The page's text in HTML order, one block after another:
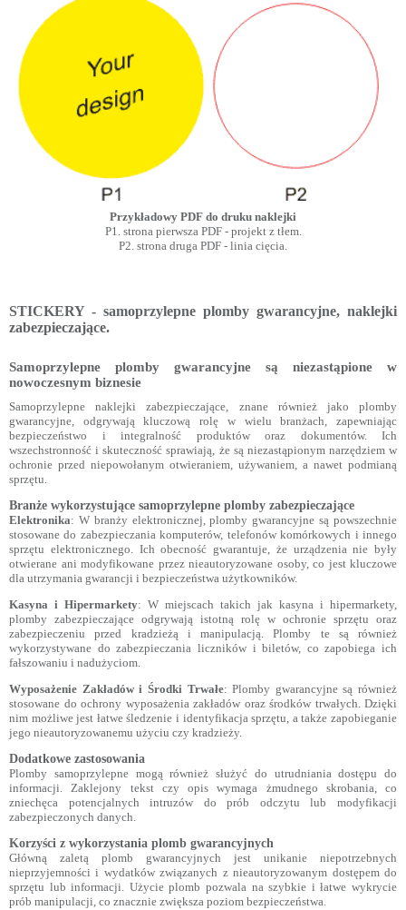
Przykładowy PDF do druku naklejki
P1. strona pierwsza PDF - projekt z tłem.
P2. strona druga PDF - linia cięcia.
STICKERY - samoprzylepne plomby gwarancyjne, naklejki
zabezpieczające.
Samoprzylepne plomby gwarancyjne są niezastąpione w
nowoczesnym biznesie
Samoprzylepne naklejki zabezpieczające, znane również jako plomby
gwarancyjne, odgrywają kluczową rolę w wielu branżach, zapewniając
bezpieczeństwo i integralność produktów oraz dokumentów. Ich
wszechstronność i skuteczność sprawiają, że są niezastąpionym narzędziem w
ochronie przed niepowołanym otwieraniem, używaniem, a nawet podmianą
sprzętu.
Branże wykorzystujące samoprzylepne plomby zabezpieczające
Elektronika: W branży elektronicznej, plomby gwarancyjne są powszechnie
stosowane do zabezpieczania komputerów, telefonów komórkowych i innego
sprzętu elektronicznego. Ich obecność gwarantuje, że urządzenia nie były
otwierane ani modyfikowane przez nieautoryzowane osoby, co jest kluczowe
dla utrzymania gwarancji i bezpieczeństwa użytkowników.
Kasyna i Hipermarkety: W miejscach takich jak kasyna i hipermarkety,
plomby zabezpieczające odgrywają istotną rolę w ochronie sprzętu oraz
zabezpieczeniu przed kradzieżą i manipulacją. Plomby te są również
wykorzystywane do zabezpieczania liczników i biletów, co zapobiega ich
fałszowaniu i nadużyciom.
Wyposażenie Zakładów i Środki Trwałe: Plomby gwarancyjne są również
stosowane do ochrony wyposażenia zakładów oraz środków trwałych. Dzięki
nim możliwe jest łatwe śledzenie i identyfikacja sprzętu, a także zapobieganie
jego nieautoryzowanemu użyciu czy kradzieży.
Dodatkowe zastosowania
Plomby samoprzylepne mogą również służyć do utrudniania dostępu do
informacji. Zaklejony tekst czy opis wymaga żmudnego skrobania, co
zniechęca potencjalnych intruzów do prób odczytu lub modyfikacji
zabezpieczonych danych.
Korzyści z wykorzystania plomb gwarancyjnych
Główną zaletą plomb gwarancyjnych jest unikanie niepotrzebnych
nieprzyjemności i wydatków związanych z nieautoryzowanym dostępem do
sprzętu lub informacji. Użycie plomb pozwala na szybkie i łatwe wykrycie
prób manipulacji, co znacznie zwiększa poziom bezpieczeństwa.